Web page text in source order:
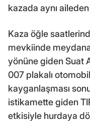
kazada aynı
Kaza öğle
mevkiinde
yönüne giden Suat
007 plakalı
kayganlaşması
istikamette giden
etkisiyle hurdaya